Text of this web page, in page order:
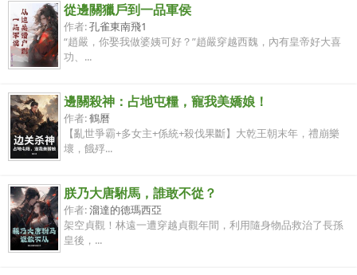
從邊關獵戶到一品軍侯
作者:孔雀東南飛1
“趙嚴，你娶我做婆姨可好？”趙嚴穿越西魏，內有皇帝好大喜
功、...
邊關殺神：占地屯糧，寵我美嬌娘！
作者:鶴曆
【亂世爭霸+多女主+係統+殺伐果斷】大乾王朝末年，禮崩樂
壞，餓殍...
朕乃大唐駙馬，誰敢不從？
作者:溜達的德瑪西亞
架空貞觀！林遠一遭穿越貞觀年間，利用隨身物品救治了長孫
皇後，...